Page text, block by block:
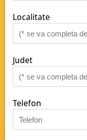
Localitate
Judet
Telefon